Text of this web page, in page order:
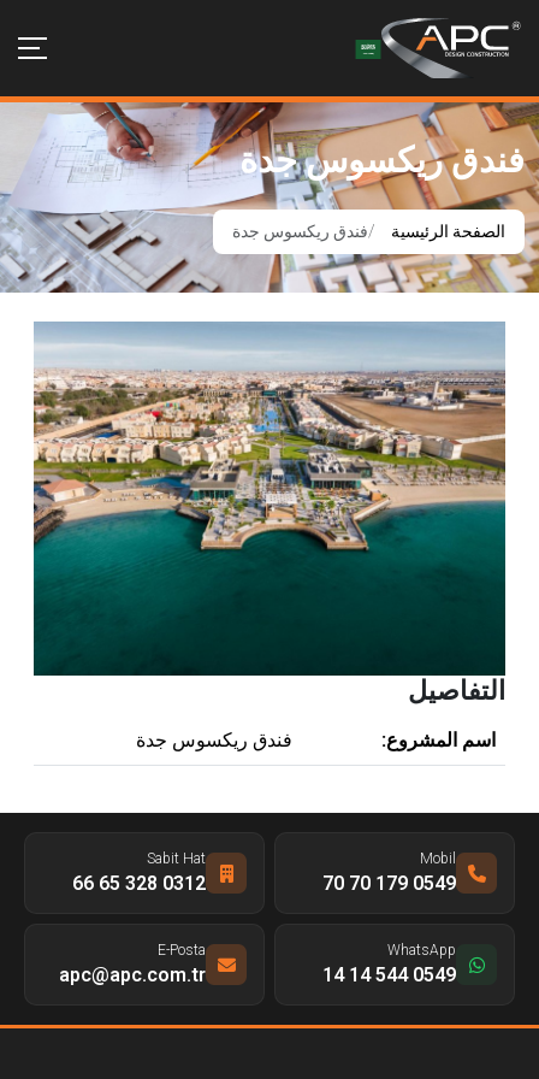
فندق ريكسوس جدة
الصفحة الرئيسية فندق ريكسوس جدة
التفاصيل
اسم المشروع: فندق ريكسوس جدة
Mobil
0549 179 70 70
Sabit Hat
0312 328 65 66
WhatsApp
0549 544 14 14
E-Posta
apc@apc.com.tr